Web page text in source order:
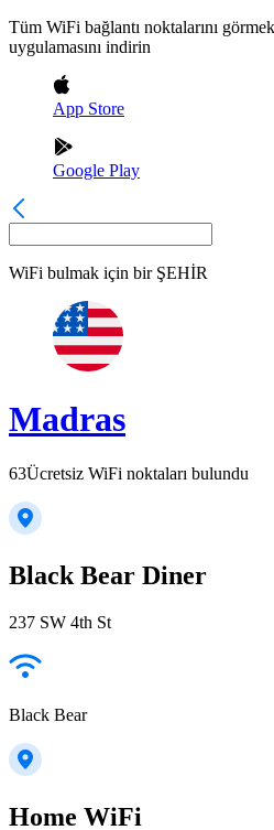
Tüm WiFi bağlantı noktalarını
uygulamasını indirin
App Store
Google Play
WiFi bulmak için bir ŞEHİR
Madras
63Ücretsiz WiFi noktaları bulundu
Black Bear Diner
237 SW 4th St
Black Bear
Home WiFi